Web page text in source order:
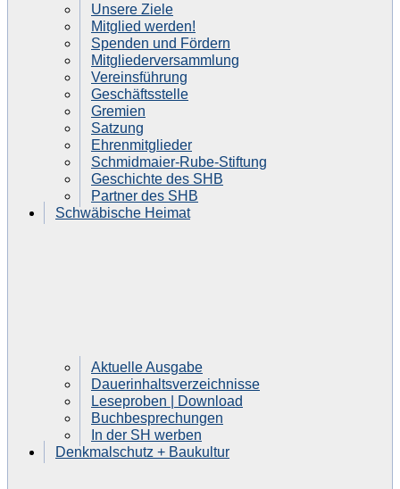
Unsere Ziele
Mitglied werden!
Spenden und Fördern
Mitgliederversammlung
Vereinsführung
Geschäftsstelle
Gremien
Satzung
Ehrenmitglieder
Schmidmaier-Rube-Stiftung
Geschichte des SHB
Partner des SHB
Schwäbische Heimat
Aktuelle Ausgabe
Dauerinhaltsverzeichnisse
Leseproben | Download
Buchbesprechungen
In der SH werben
Denkmalschutz + Baukultur